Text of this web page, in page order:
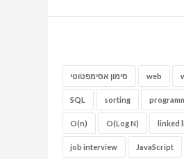
סימון אסימפטוטי web
SQL sorting
O(n) O(Log N) linked
job interview JavaScript